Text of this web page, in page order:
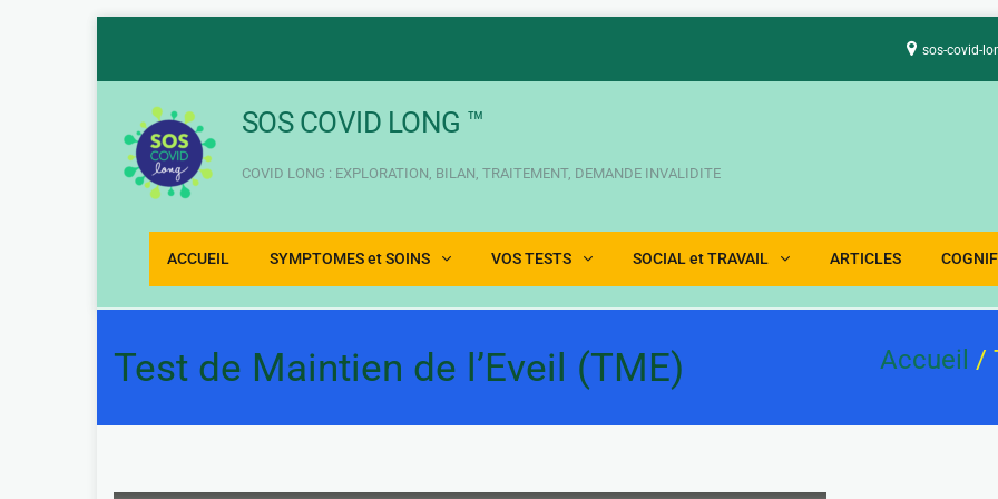
sos-covid-
SOS COVID LONG ™
COVID LONG : EXPLORATION, BILAN, TRAITEMENT, DEMANDE INVALIDITE
ACCUEIL SYMPTOMES et SOINS VOS TESTS SOCIAL et TRAVAIL ARTICLES
Test de Maintien de l’Eveil (TME) Accueil /